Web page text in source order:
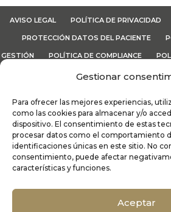
Gestionar
Para ofrecer las mejores experiencias,
como las cookies para almacenar y/o
dispositivo. El consentimiento de estas
procesar datos como el comportamiento
identificaciones únicas en este sitio. No
consentimiento, puede afectar
características y funciones.
Aceptar
AVISO LEGAL POLÍTICA DE PRIVACIDAD
PROTECCIÓN DATOS DEL PACIENTE
GESTIÓN POLÍTICA DE COMPLIANCE
CANAL ÉTICO TÉRMINOS Y
Lo MáS| Dermatología y Médicina
Salud © 2026
Alergología|
Endocrinología